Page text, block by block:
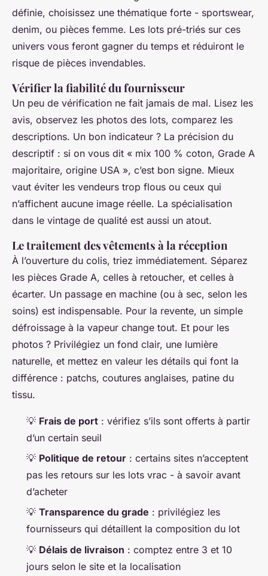
définie, choisissez une thématique forte - sportswear,
denim, ou pièces femme. Les lots pré-triés sur ces
univers vous feront gagner du temps et réduiront le
risque de pièces invendables.
Vérifier la fiabilité du fournisseur
Un peu de vérification ne fait jamais de mal. Lisez les
avis, observez les photos des lots, comparez les
descriptions. Un bon indicateur ? La précision du
descriptif : si on vous dit « mix 100 % coton, Grade A
majoritaire, origine USA », c’est bon signe. Mieux
vaut éviter les vendeurs trop flous ou ceux qui
n’affichent aucune image réelle. La spécialisation
dans le vintage de qualité est aussi un atout.
Le traitement des vêtements à la réception
À l’ouverture du colis, triez immédiatement. Séparez
les pièces Grade A, celles à retoucher, et celles à
écarter. Un passage en machine (ou à sec, selon les
soins) est indispensable. Pour la revente, un simple
défroissage à la vapeur change tout. Et pour les
photos ? Privilégiez un fond clair, une lumière
naturelle, et mettez en valeur les détails qui font la
différence : patchs, coutures anglaises, patine du
tissu.
💡 Frais de port : vérifiez s’ils sont offerts à partir
d’un certain seuil
💡 Politique de retour : certains sites n’acceptent
pas les retours sur les lots vrac - à savoir avant
d’acheter
💡 Transparence du grade : privilégiez les
fournisseurs qui détaillent la composition du lot
💡 Délais de livraison : comptez entre 3 et 10
jours selon le site et la localisation